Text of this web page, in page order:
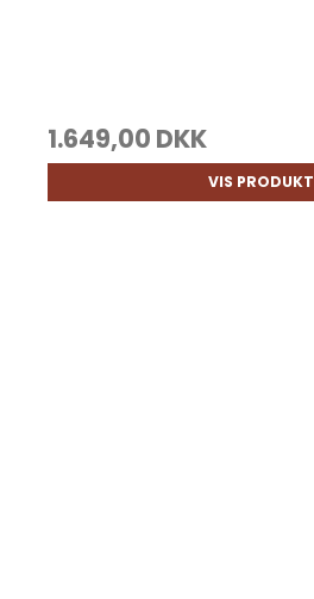
1.649,00 DKK
VIS PRODUKT